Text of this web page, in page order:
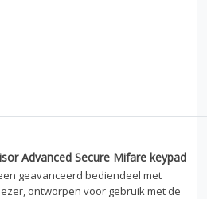
Advanced Secure Mifare keypad
geavanceerd bediendeel met
ontworpen voor gebruik met de